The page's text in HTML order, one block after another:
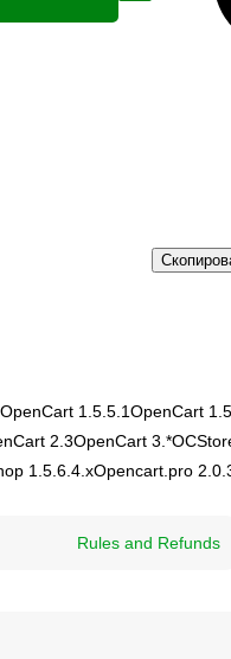
OpenCart 1.5.5.1OpenCart
2.3OpenCart 3.*
1.5.6.4.хOpencart.pro
Rules and Refunds